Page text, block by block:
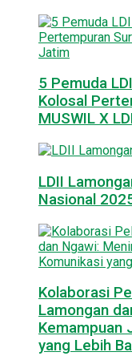
5 Pemuda
Kolosal
MUSWIL X
LDII
Nasional
Kolaborasi
Lamongan
Kemampuan
yang Lebih